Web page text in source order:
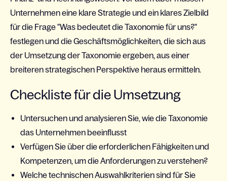
Unternehmen eine klare Strategie und ein klares Zielbild
für die Frage "Was bedeutet die Taxonomie für uns?"
festlegen und die Geschäftsmöglichkeiten, die sich aus
der Umsetzung der Taxonomie ergeben, aus einer
breiteren strategischen Perspektive heraus ermitteln.
Checkliste für die Umsetzung
Untersuchen und analysieren Sie, wie die Taxonomie
das Unternehmen beeinflusst
Verfügen Sie über die erforderlichen Fähigkeiten und
Kompetenzen, um die Anforderungen zu verstehen?
Welche technischen Auswahlkriterien sind für Sie